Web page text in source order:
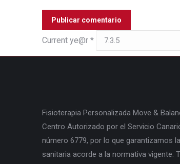
Publicar comentario
Current ye@r *
Fisioterapia Personalizada Move &
Centro Autorizado por el Servicio
número 6779, por lo que garantizamos
sanitaria acorde a la normativa vigente.